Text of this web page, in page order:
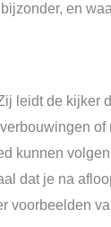
en
leidt de kijker
of
kunnen
dat je na
voorbeelden